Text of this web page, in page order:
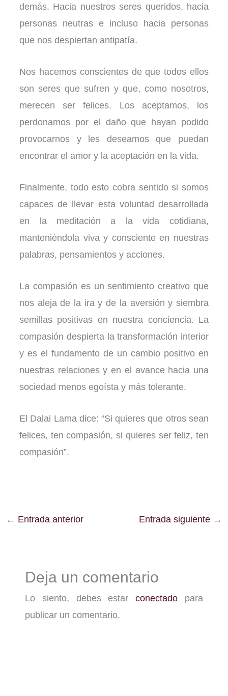
demás. Hacia nuestros seres queridos, hacia
personas neutras e incluso hacia personas
que nos despiertan antipatía.
Nos hacemos conscientes de que todos ellos
son seres que sufren y que, como nosotros,
merecen ser felices. Los aceptamos, los
perdonamos por el daño que hayan podido
provocarnos y les deseamos que puedan
encontrar el amor y la aceptación en la vida.
Finalmente, todo esto cobra sentido si somos
capaces de llevar esta voluntad desarrollada
en la meditación a la vida cotidiana,
manteniéndola viva y consciente en nuestras
palabras, pensamientos y acciones.
La compasión es un sentimiento creativo que
nos aleja de la ira y de la aversión y siembra
semillas positivas en nuestra conciencia. La
compasión despierta la transformación interior
y es el fundamento de un cambio positivo en
nuestras relaciones y en el avance hacia una
sociedad menos egoísta y más tolerante.
El Dalai Lama dice: “Si quieres que otros sean
felices, ten compasión, si quieres ser feliz, ten
compasión”.
← Entrada anterior Entrada siguiente →
Deja un comentario
Lo siento, debes estarconectado para
publicar un comentario.